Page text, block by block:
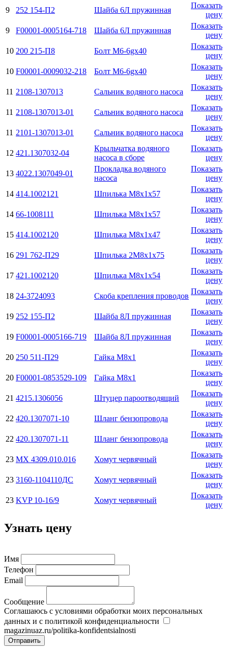
9
252 154-П2 Шайба 6Л пружинная
Показать
цену
9
F00001-0005164-718 Шайба 6Л пружинная
Показать
цену
10 200 215-П8 Болт M6-6gx40
Показать
цену
10 F00001-0009032-218 Болт M6-6gx40
Показать
цену
11 2108-1307013 Сальник водяного насоса
Показать
цену
11 2108-1307013-01 Сальник водяного насоса
Показать
цену
11 2101-1307013-01 Сальник водяного насоса
Показать
цену
12 421.1307032-04
Крыльчатка водяного
насоса в сборе
Показать
цену
13 4022.1307049-01
Прокладка водяного
насоса
Показать
цену
14 414.1002121 Шпилька М8х1х57
Показать
цену
14 66-1008111 Шпилька М8х1х57
Показать
цену
15 414.1002120 Шпилька М8х1х47
Показать
цену
16 291 762-П29 Шпилька 2М8х1х75
Показать
цену
17 421.1002120 Шпилька М8х1х54
Показать
цену
18 24-3724093 Скоба крепления проводов
Показать
цену
19 252 155-П2 Шайба 8Л пружинная
Показать
цену
19 F00001-0005166-719 Шайба 8Л пружинная
Показать
цену
20 250 511-П29 Гайка М8х1
Показать
цену
20 F00001-0853529-109 Гайка М8х1
Показать
цену
21 4215.1306056 Штуцер пароотводящий
Показать
цену
22 420.1307071-10 Шланг бензопровода
Показать
цену
22 420.1307071-11 Шланг бензопровода
Показать
цену
23 МХ 4309.010.016 Хомут червячный
Показать
цену
23 3160-1104110ДС Хомут червячный
Показать
цену
23 KVP 10-16/9 Хомут червячный
Показать
цену
Узнать цену
Имя
Телефон
Email
Сообщение
Соглашаюсь с условиями обработки моих персональных
данных и с политикой конфиденциальности
magazinuaz.ru/politika-konfidentsialnosti
Отправить